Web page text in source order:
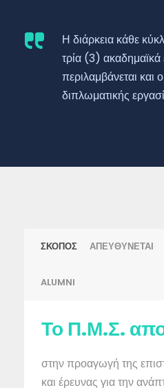
Η διάρκεια κάθε
τρία (3)
περιλαμβάνεται
διπλωματικής
ΣΚΟΠΟΣ ΑΠΕΥΘΥΝΕΤΑΙ
ALUMNI
Το Π.Μ.Σ.
στην προαγωγή της
και έρευνας για την